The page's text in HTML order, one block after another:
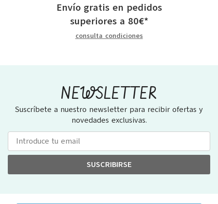
Envío gratis en pedidos
superiores a 80€*
consulta condiciones
NEWSLETTER
Suscríbete a nuestro newsletter para recibir ofertas y
novedades exclusivas.
SUSCRIBIRSE